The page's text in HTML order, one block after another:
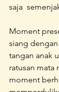
saja
Moment
siang
tangan anak
ratusan mata
moment